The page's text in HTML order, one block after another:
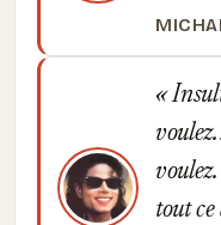
tout